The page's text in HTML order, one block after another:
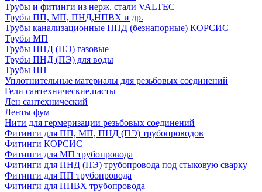
Трубы и фитинги из нерж. стали VALTEC
Трубы ПП, МП, ПНД,НПВХ и др.
Трубы канализационные ПНД (безнапорные) КОРСИС
Трубы МП
Трубы ПНД (ПЭ) газовые
Трубы ПНД (ПЭ) для воды
Трубы ПП
Уплотнительные материалы для резьбовых соединений
Гели сантехнические,пасты
Лен сантехнический
Ленты фум
Нити для гермеризации резьбовых соединений
Фитинги для ПП, МП, ПНД (ПЭ) трубопроводов
Фитинги КОРСИС
Фитинги для МП трубопровода
Фитинги для ПНД (ПЭ) трубопровода под стыковую сварку
Фитинги для ПП трубопровода
Фитинги для НПВХ трубопровода